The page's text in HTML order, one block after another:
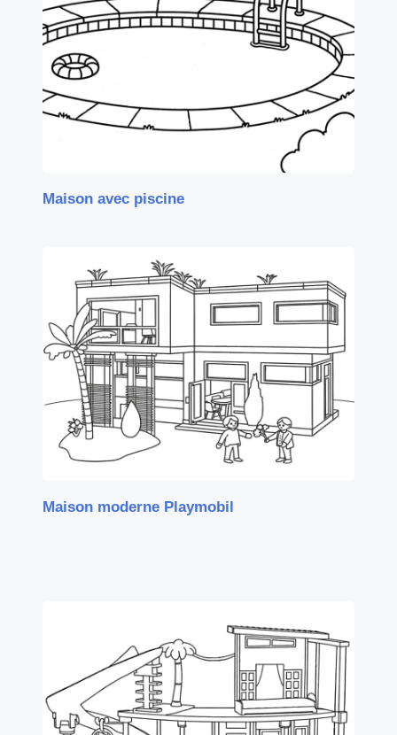
Maison avec piscine
Maison moderne Playmobil